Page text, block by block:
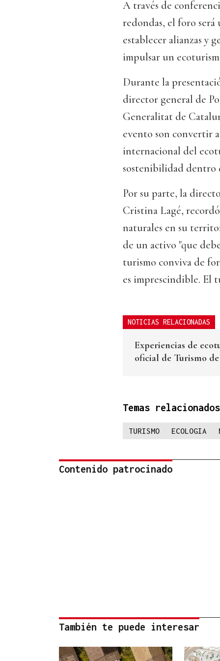
A través de
redondas, el foro
establecer alianzas y
impulsar un
Durante la
director general de
Generalitat de
evento son convertir
internacional del
sostenibilidad dentro
Por su parte, la
Cristina Lagé,
naturales en su
de un activo "que
turismo conviva de
es imprescindible. El
NOTICIAS RELACIONADAS
Experiencias de
oficial de Turismo de
Temas relacionados
TURISMO ECOLOGIA
Contenido patrocinado
También te puede interesar